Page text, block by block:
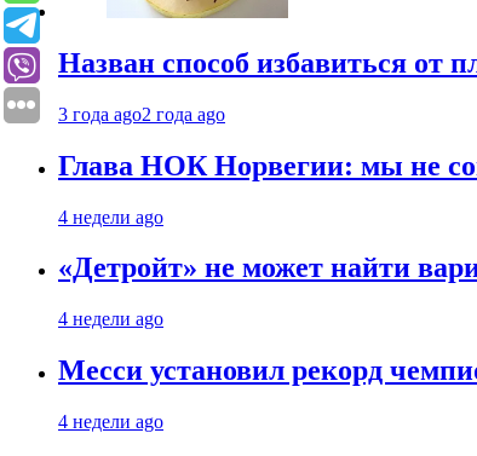
Назван способ избавиться от
3 года ago2 года ago
Глава НОК Норвегии: мы не
4 недели ago
«Детройт» не может найти
4 недели ago
Месси установил рекорд
4 недели ago